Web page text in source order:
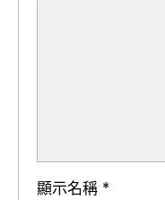
顯示名稱 *